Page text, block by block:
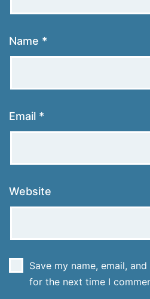
Name *
Email *
Website
Save my name, email,
for the next time I